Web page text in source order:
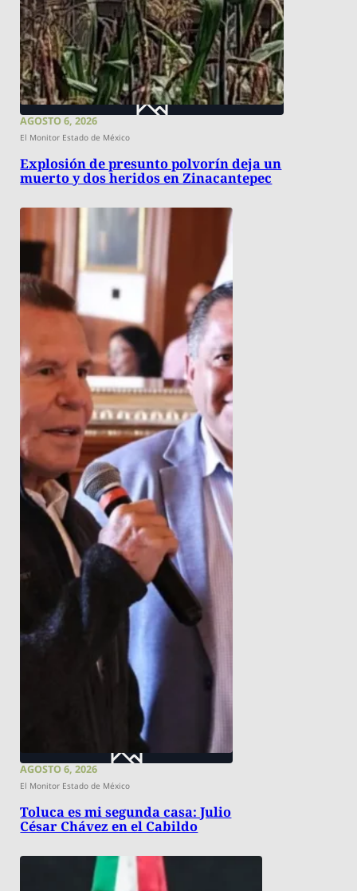
AGOSTO 6, 2026
El Monitor Estado de México
Explosión de presunto polvorín deja un
muerto y dos heridos en Zinacantepec
AGOSTO 6, 2026
El Monitor Estado de México
Toluca es mi segunda casa: Julio
César Chávez en el Cabildo